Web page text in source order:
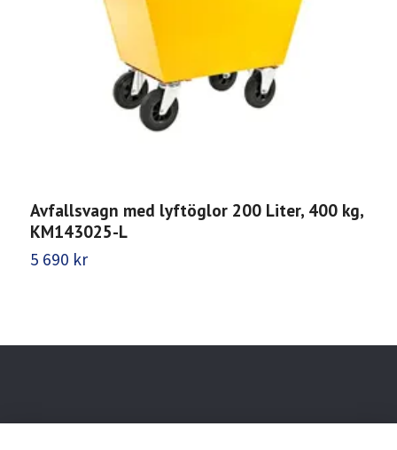
Avfallsvagn med lyftöglor 200 Liter, 400 kg,
KM143025-L
5 690 kr